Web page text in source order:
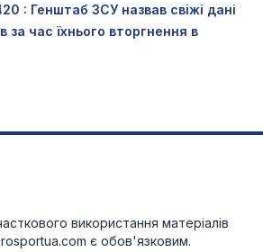
: Генштаб ЗСУ назвав свіжі дані
за час їхнього вторгнення в
використання матеріалів
є обов'язковим.